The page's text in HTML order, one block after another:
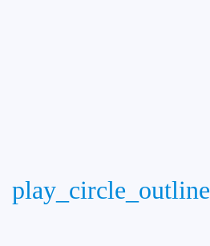
play_circle_outline